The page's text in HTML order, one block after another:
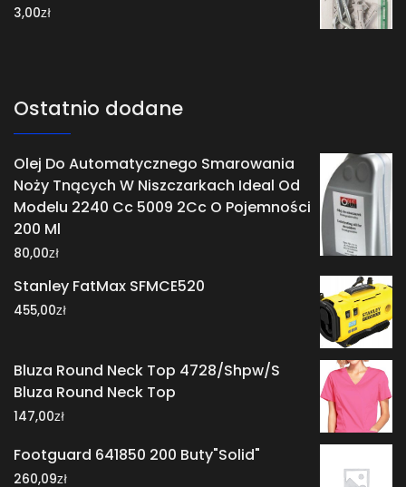
3,00zł
Ostatnio dodane
Olej Do Automatycznego Smarowania
Noży Tnących W Niszczarkach Ideal Od
Modelu 2240 Cc 5009 2Cc O Pojemności
200 Ml
80,00zł
Stanley FatMax SFMCE520
455,00zł
Bluza Round Neck Top 4728/Shpw/S
Bluza Round Neck Top
147,00zł
Footguard 641850 200 Buty"Solid"
260,09zł